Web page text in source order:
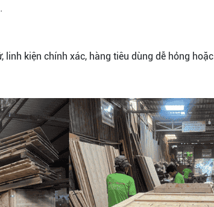
linh kiện chính xác, hàng tiêu dùng dễ hỏng